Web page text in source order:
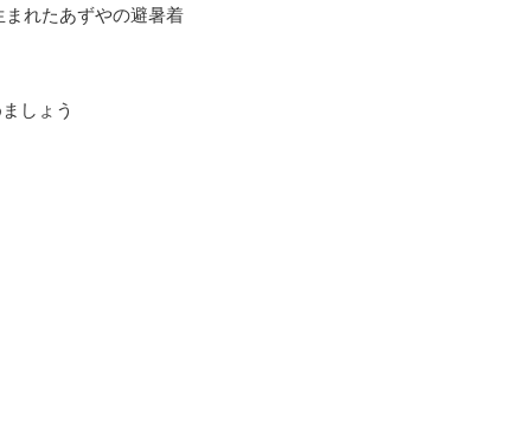
れたあずやの避暑着
しょう